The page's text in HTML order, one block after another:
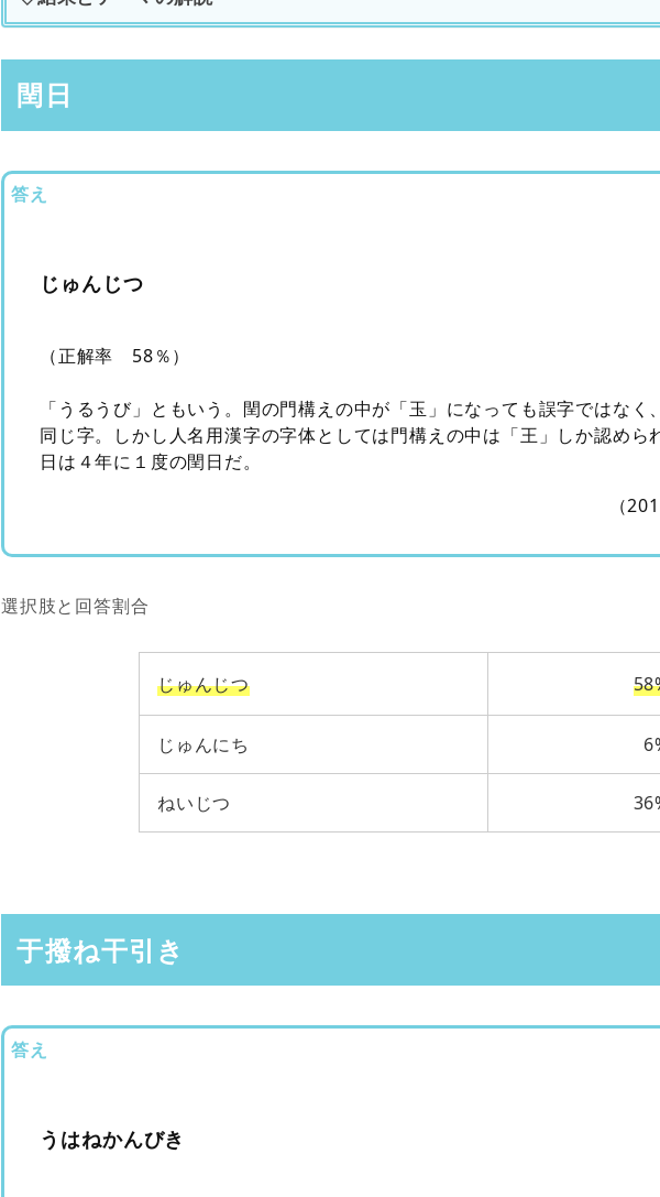
閏日
答え
じゅんじつ
（正解率 58％）
「うるうび」ともいう。閏の門構えの中が「玉」になっても誤字ではなく
同じ字。しかし人名用漢字の字体としては門構えの中は「王」しか認めら
日は４年に１度の閏日だ。
（
選択肢と回答割合
じゅんじつ
じゅんにち
ねいじつ
于撥ね干引き
答え
うはねかんびき